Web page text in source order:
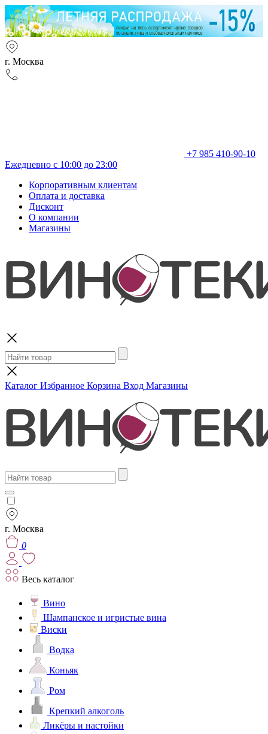
г. Москва
+7 985 410-90-10
Ежедневно с 10:00 до 23:00
Корпоративным клиентам
Оплата и доставка
Дисконт
О компании
Магазины
Каталог Избранное Корзина Вход Магазины
г. Москва
0
Весь каталог
Вино
Шампанское и игристые вина
Виски
Водка
Коньяк
Ром
Крепкий алкоголь
Ликёры и настойки